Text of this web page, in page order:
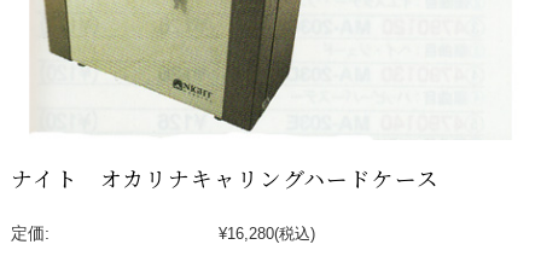
ナイト オカリナキャリングハードケース
定価: ¥16,280(税込)